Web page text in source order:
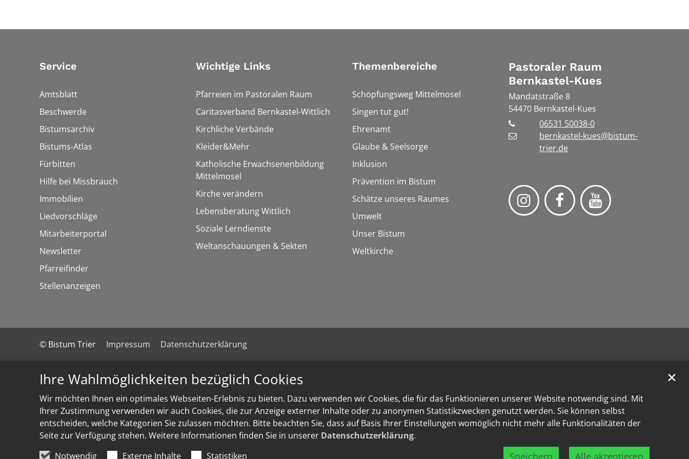
Ihre Wahlmöglichkeiten bezüglich Cookies
Wir möchten Ihnen ein optimales Webseiten-Erlebnis zu bieten. Dazu verwenden wir Cookies, die für das Funktionieren unserer Website notwendig sind. Mit
Ihrer Zustimmung verwenden wir auch Cookies, die zur Anzeige externer Inhalte oder zu anonymen Statistikzwecken genutzt werden. Sie können selbst
entscheiden, welche Kategorien Sie zulassen möchten. Bitte beachten Sie, dass auf Basis Ihrer Einstellungen womöglich nicht mehr alle Funktionalitäten der
Seite zur Verfügung stehen. Weitere Informationen finden Sie in unserer Datenschutzerklärung.
Notwendig
Externe Inhalte Statistiken Speichern Alle akzeptieren
✕
Service
Amtsblatt
Beschwerde
Bistumsarchiv
Bistums-Atlas
Fürbitten
Hilfe bei Missbrauch
Immobilien
Liedvorschläge
Mitarbeiterportal
Newsletter
Pfarreifinder
Stellenanzeigen
Wichtige Links
Pfarreien im Pastoralen Raum
Caritasverband Bernkastel-Wittlich
Kirchliche Verbände
Kleider&Mehr
Katholische Erwachsenenbildung
Mittelmosel
Kirche verändern
Lebensberatung Wittlich
Soziale Lerndienste
Weltanschauungen & Sekten
Themenbereiche
Schöpfungsweg Mittelmosel
Singen tut gut!
Ehrenamt
Glaube & Seelsorge
Inklusion
Prävention im Bistum
Schätze unseres Raumes
Umwelt
Unser Bistum
Weltkirche
Pastoraler Raum
Bernkastel-Kues
Mandatstraße 8
54470 Bernkastel-Kues
06531 50038-0
bernkastel-kues@bistum-
trier.de
© Bistum Trier Impressum Datenschutzerklärung